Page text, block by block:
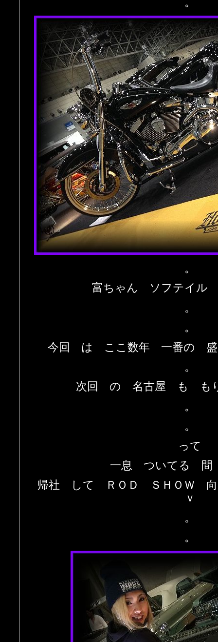
。
富ちゃん ソフテイ
。
。
今回 は ここ数年 一番の 盛
。
次回 の 名古屋 も もり
。
。
って
一息 ついてる
帰社 して ＲＯＤ ＳＨＯＷ
ｖ
。
。